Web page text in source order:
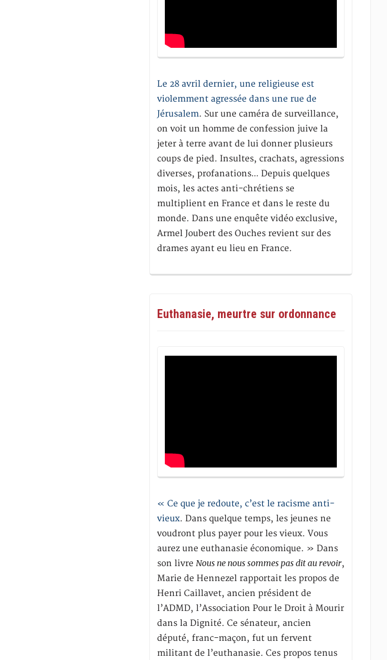
Le 28 avril dernier, une religieuse est
violemment agressée dans une rue de
Jérusalem. Sur une caméra de surveillance,
on voit un homme de confession juive la
jeter à terre avant de lui donner plusieurs
coups de pied. Insultes, crachats, agressions
diverses, profanations… Depuis quelques
mois, les actes anti-chrétiens se
multiplient en France et dans le reste du
monde. Dans une enquête vidéo exclusive,
Armel Joubert des Ouches revient sur des
drames ayant eu lieu en France.
Euthanasie, meurtre sur ordonnance
« Ce que je redoute, c’est le racisme anti-
vieux. Dans quelque temps, les jeunes ne
voudront plus payer pour les vieux. Vous
aurez une euthanasie économique. » Dans
son livreNous ne nous sommes pas dit au revoir,
Marie de Hennezel rapportait les propos de
Henri Caillavet, ancien président de
l’ADMD, l’Association Pour le Droit à Mourir
dans la Dignité. Ce sénateur, ancien
député, franc-maçon, fut un fervent
militant de l’euthanasie. Ces propos tenus